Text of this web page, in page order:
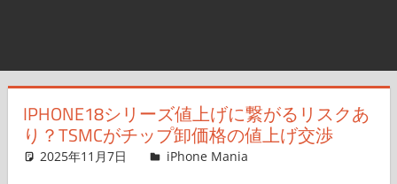
IPHONE18シリーズ値上げに繋がるリスクあ
り？TSMCがチップ卸価格の値上げ交渉
2025年11月7日 FT729
iPhone Mania